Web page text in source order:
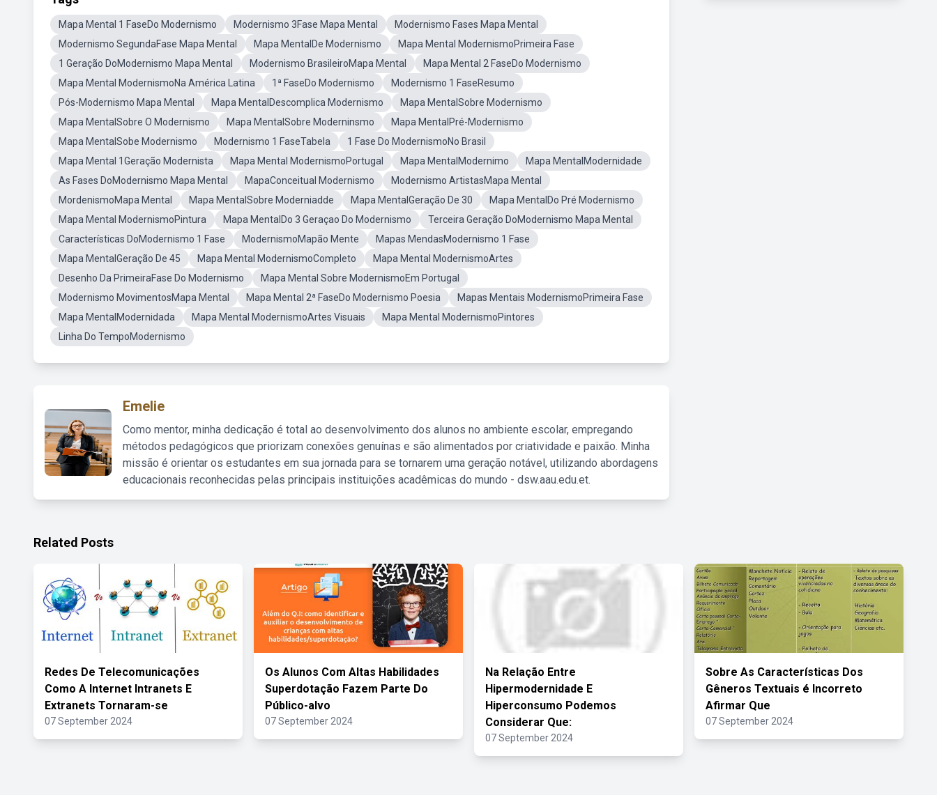
Mapa Mental 1 FaseDo Modernismo Modernismo 3Fase Mapa Mental
Modernismo Fases Mapa Mental
Modernismo SegundaFase Mapa Mental
Mapa MentalDe Modernismo
Mapa Mental ModernismoPrimeira Fase
1 Geração DoModernismo Mapa Mental
Modernismo BrasileiroMapa Mental
Mapa Mental 2 FaseDo Modernismo
Mapa Mental ModernismoNa América Latina
1ª FaseDo Modernismo
Modernismo 1 FaseResumo
Pós-Modernismo Mapa Mental
Mapa MentalDescomplica Modernismo
Mapa MentalSobre Modernismo
Mapa MentalSobre O Modernismo
Mapa MentalSobre Moderninsmo
Mapa MentalPré-Modernismo
Mapa MentalSobe Modernismo
Modernismo 1 FaseTabela
1 Fase Do ModernismoNo Brasil
Mapa Mental 1Geração Modernista
Mapa Mental ModernismoPortugal Mapa MentalModernimo
Mapa MentalModernidade
As Fases DoModernismo Mapa Mental
MapaConceitual Modernismo
Modernismo ArtistasMapa Mental
MordenismoMapa Mental
Mapa MentalSobre Moderniadde Mapa MentalGeração De 30
Mapa MentalDo Pré Modernismo
Mapa Mental ModernismoPintura
Mapa MentalDo 3 Geraçao Do Modernismo
Terceira Geração DoModernismo Mapa Mental
Características DoModernismo 1 Fase
ModernismoMapão Mente
Mapas MendasModernismo 1 Fase
Mapa MentalGeração De 45
Mapa Mental ModernismoCompleto
Mapa Mental ModernismoArtes
Desenho Da PrimeiraFase Do Modernismo
Mapa Mental Sobre ModernismoEm Portugal
Modernismo MovimentosMapa Mental
Mapa Mental 2ª FaseDo Modernismo Poesia
Mapas Mentais ModernismoPrimeira Fase
Mapa MentalModernidada
Mapa Mental ModernismoArtes Visuais
Mapa Mental ModernismoPintores
Linha Do TempoModernismo
Emelie
Como mentor, minha dedicação é total ao desenvolvimento dos alunos no ambiente escolar, empregando
métodos pedagógicos que priorizam conexões genuínas e são alimentados por criatividade e paixão. Minha
missão é orientar os estudantes em sua jornada para se tornarem uma geração notável, utilizando abordagens
educacionais reconhecidas pelas principais instituições acadêmicas do mundo - dsw.aau.edu.et.
Related Posts
Redes De Telecomunicações
Como A Internet Intranets E
Extranets Tornaram-se
07 September 2024
Os Alunos Com Altas Habilidades
Superdotação Fazem Parte Do
Público-alvo
07 September 2024
Na Relação Entre
Hipermodernidade E
Hiperconsumo Podemos
Considerar Que:
07 September 2024
Sobre As Características Dos
Gêneros Textuais é Incorreto
Afirmar Que
07 September 2024